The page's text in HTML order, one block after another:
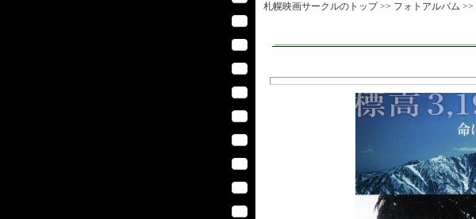
札幌映画サークルのトップ >> フォトアルバム >>